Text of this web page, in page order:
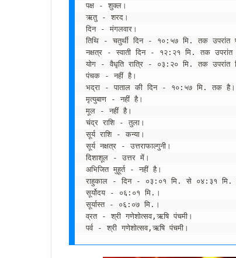
पक्ष - शुक्ल।
ऋतु - शरद।
दिन - मंगलवार।
तिथि - चतुर्थी दिन - १०:५७ मि. तक उपरांत
नक्षत्र - स्वाती दिन - १२:२१ मि. तक उपरांत
योग - वैधृति रात्रि - ०३:२० मि. तक उपरांत
पंचक - नहीं है।
भद्रा - पाताल की दिन - १०:५७ मि. तक है।
मृत्युबाण - नहीं है।
मूल - नहीं है।
चंद्र राशि - तुला।
सूर्य राशि - कन्या।
सूर्य नक्षत्र - उत्तराफाल्गुनी।
दिशाशूल - उत्तर में।
अभिजित मुहूर्त - नहीं है।
राहुकाल - दिन - ०३:०१ मि. से ०४:३१ मि.
सूर्योदय - ०६:०१ मि.।
सूर्यास्त - ०६:०७ मि.।
व्रत - श्री गणेशोत्सव,ऋषि पंचमी।
पर्व - श्री गणेशोत्सव,ऋषि पंचमी।